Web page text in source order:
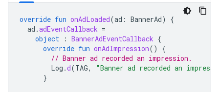
override fun onAdLoaded(ad : BannerAd)
{
ad .adEventCallback =
object
: BannerAdEventCallback {
override fun onAdImpression()
{
// Banner ad recorded an impression.
Log .d(TAG,
"Banner ad recorded an
}